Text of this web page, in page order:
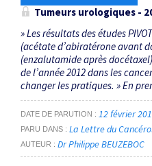
Tumeurs urologiques -
» Les résultats des études
(acétate d’abiratérone avant
(enzalutamide après
de l’année 2012 dans les
changer les pratiques. » En
DATE DE PARUTION 12 février
PARU DANS La Lettre du
AUTEUR Dr Philippe BEUZEBOC